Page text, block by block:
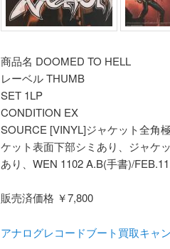
商品名 DOOMED TO HELL
レーベル THUMB
SET 1LP
CONDITION EX
SOURCE [VINYL]ジャケット全角
ケット表面下部シミあり、ジャケ
あり、WEN 1102 A.B(手書)/
販売済価格 ￥7,800
アナログレコードブート買取キャ